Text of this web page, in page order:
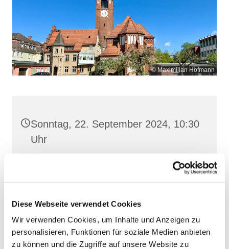
Diese Webseite verwendet Cookies
Wir verwenden Cookies, um Inhalte und Anzeigen zu
personalisieren, Funktionen für soziale Medien anbieten
zu können und die Zugriffe auf unsere Website zu
© Maximilian Hofmann
Sonntag, 22. September 2024, 10:30
Uhr
Reiferstraße 2, 17109 Demmin